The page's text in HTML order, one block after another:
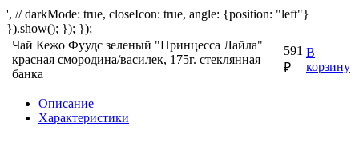
', // darkMode: true, closeIcon: true, angle: {position: "left"}
}).show(); }); });
Чай Кежо Фуудс зеленый "Принцесса Лайла"
красная смородина/василек, 175г. стеклянная
банка
591
₽
В
корзину
Описание
Характеристики